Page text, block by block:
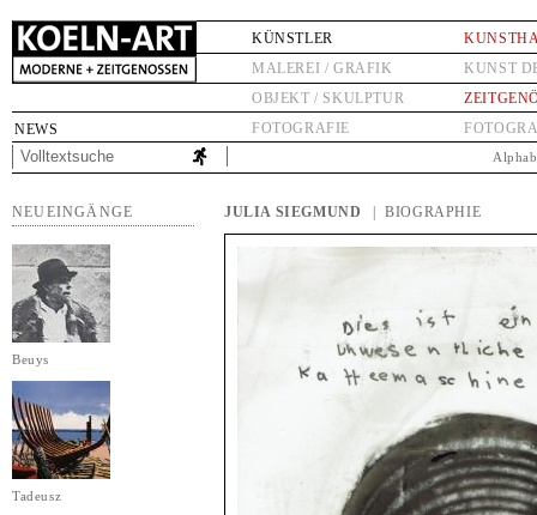
NEWS
KÜNSTLER
MALEREI / GRAFIK
OBJEKT / SKULPTUR
FOTOGRAFIE
KUNST
NEUEINGÄNGE
Beuys
Tadeusz
JULIA SIEGMUND | BIOGRAPHIE